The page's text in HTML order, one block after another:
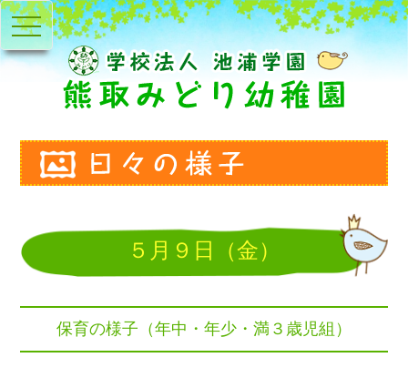
toggle
navigation
５月９日（金）
保育の様子（年中・年少・満３歳児組）